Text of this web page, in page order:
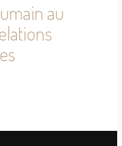
au